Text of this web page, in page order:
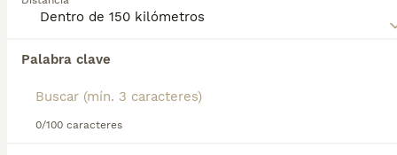
Palabra clave
0/100 caracteres
perro.
Encontramos 0 Pastor de Bérgamo Perros en
Si deseas exactamente esta búsqueda guarda tu
búsqueda y espera el resultado perfecto: